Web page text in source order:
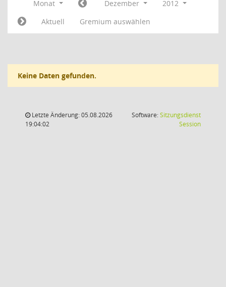
Monat Dezember
2012
Aktuell
Gremium auswählen
Keine Daten gefunden.
Letzte Änderung: 05.08.2026
19:04:02
Software:Sitzungsdienst
Session(Wird in